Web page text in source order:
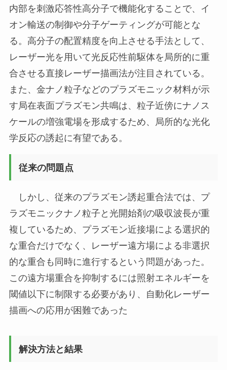
内部を刺激応答性高分子で機能化することで、イ
オン輸送の制御や分子ゲーティングが可能とな
る。高分子の配置精度を向上させる手法として、
レーザー光を用いて光反応性前駆体を局所的に重
合させる直接レーザー描画法が注目されている。
また、金ナノ粒子などのプラズモニック材料が示
す局在表面プラズモン共鳴は、粒子近傍にナノス
ケールの増強電場を形成するため、局所的な光化
学反応の誘起に有望である。
従来の問題点
しかし、従来のプラズモン誘起重合法では、プ
ラズモニックナノ粒子と光開始剤の吸収波長が重
複しているため、プラズモン近接場による選択的
な重合だけでなく、レーザー遠方場による非選択
的な重合も同時に進行するという問題があった。
この遠方場重合を抑制するには照射エネルギーを
閾値以下に制限する必要があり、自動化レーザー
描画への応用が困難であった
解決方法と結果